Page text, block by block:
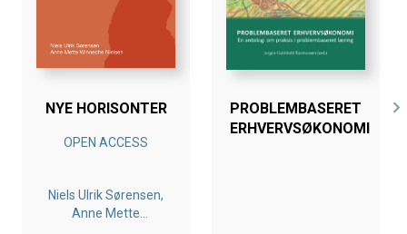
NYE HORISONTER
OPEN ACCESS
Niels Ulrik Sørensen,
Anne Mette
PROBLEMBASERET
ERHVERVSØKONOMI